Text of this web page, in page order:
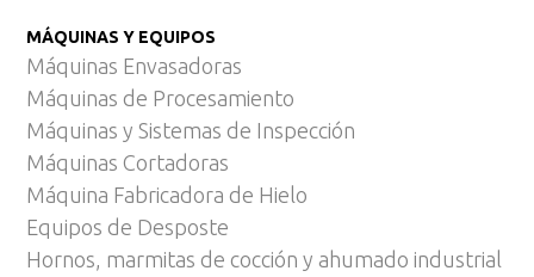
MÁQUINAS Y EQUIPOS
Máquinas Envasadoras
Máquinas de Procesamiento
Máquinas y Sistemas de Inspección
Máquinas Cortadoras
Máquina Fabricadora de Hielo
Equipos de Desposte
Hornos, marmitas de cocción y ahumado industrial